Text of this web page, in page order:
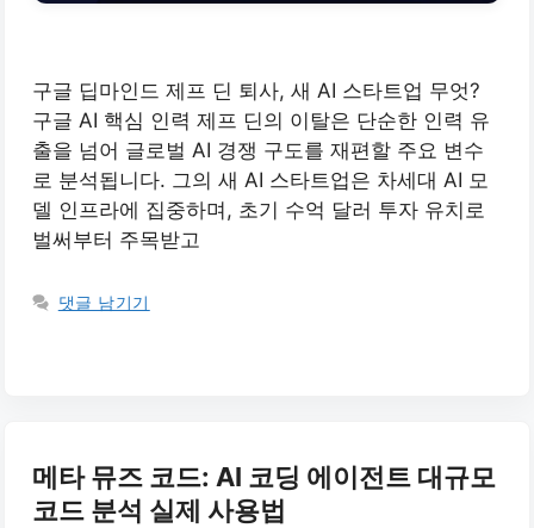
구글 딥마인드 제프 딘 퇴사, 새 AI 스타트업 무엇?
구글 AI 핵심 인력 제프 딘의 이탈은 단순한 인력 유
출을 넘어 글로벌 AI 경쟁 구도를 재편할 주요 변수
로 분석됩니다. 그의 새 AI 스타트업은 차세대 AI 모
델 인프라에 집중하며, 초기 수억 달러 투자 유치로
벌써부터 주목받고
댓글 남기기
메타 뮤즈 코드: AI 코딩 에이전트 대규모
코드 분석 실제 사용법